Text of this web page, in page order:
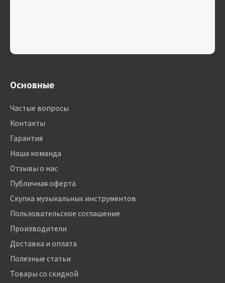
Основные
Частые вопросы
Контакты
Гарантия
Наша команда
Отзывы о нас
Публичная оферта
Скупка музыкальных инструментов
Пользовательское соглашение
Производители
Доставка и оплата
Полезные статьи
Товары со скидкой